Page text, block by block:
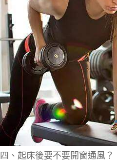
四、起床後要不要開窗通風？